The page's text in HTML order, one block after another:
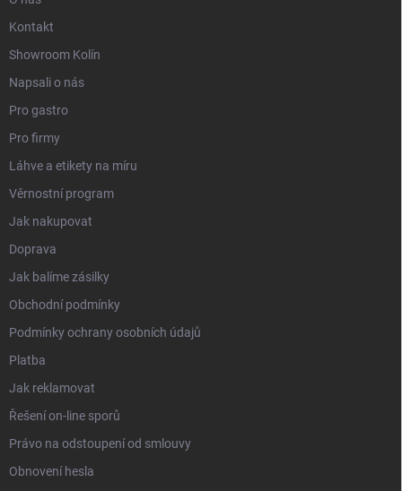
Kontakt
Showroom Kolín
Napsali o nás
Pro gastro
Pro firmy
Láhve a etikety na míru
Věrnostní program
Jak nakupovat
Doprava
Jak balíme zásilky
Obchodní podmínky
Podmínky ochrany osobních údajů
Platba
Jak reklamovat
Řešení on-line sporů
Právo na odstoupení od smlouvy
Obnovení hesla